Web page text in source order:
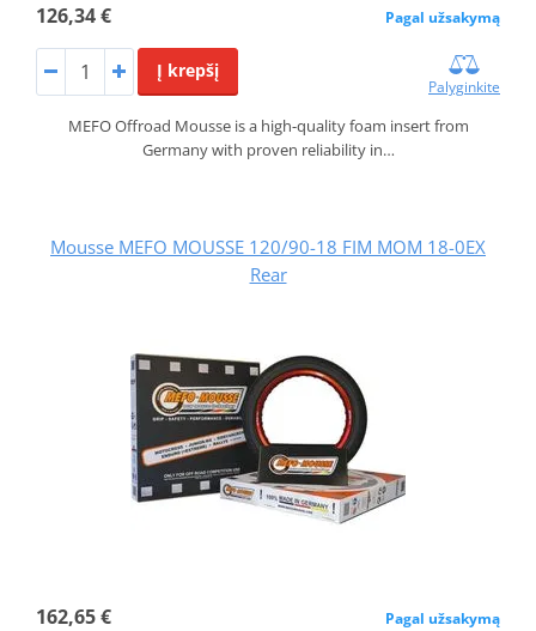
126,34 € Pagal užsakymą
Į krepšį
Palyginkite
MEFO Offroad Mousse is a high-quality foam insert from
Germany with proven reliability in…
Mousse MEFO MOUSSE 120/90-18 FIM MOM 18-0EX
Rear
162,65 € Pagal užsakymą